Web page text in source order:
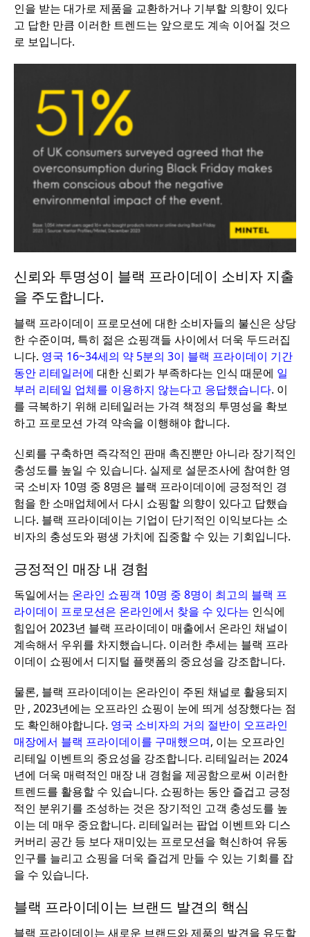
인을 받는 대가로 제품을 교환하거나 기부할 의향이 있다
고 답한 만큼 이러한 트렌드는 앞으로도 계속 이어질 것으
로 보입니다.
신뢰와 투명성이 블랙 프라이데이 소비자 지출
을 주도합니다.
블랙 프라이데이 프로모션에 대한 소비자들의 불신은 상당
한 수준이며, 특히 젊은 쇼핑객들 사이에서 더욱 두드러집
니다. 영국 16~34세의 약 5분의 3이 블랙 프라이데이 기간
동안 리테일러에 대한 신뢰가 부족하다는 인식 때문에 일
부러 리테일 업체를 이용하지 않는다고 응답했습니다. 이
를 극복하기 위해 리테일러는 가격 책정의 투명성을 확보
하고 프로모션 가격 약속을 이행해야 합니다.
신뢰를 구축하면 즉각적인 판매 촉진뿐만 아니라 장기적인
충성도를 높일 수 있습니다. 실제로 설문조사에 참여한 영
국 소비자 10명 중 8명은 블랙 프라이데이에 긍정적인 경
험을 한 소매업체에서 다시 쇼핑할 의향이 있다고 답했습
니다. 블랙 프라이데이는 기업이 단기적인 이익보다는 소
비자의 충성도와 평생 가치에 집중할 수 있는 기회입니다.
긍정적인 매장 내 경험
독일에서는 온라인 쇼핑객 10명 중 8명이 최고의 블랙 프
라이데이 프로모션은 온라인에서 찾을 수 있다는 인식에
힘입어 2023년 블랙 프라이데이 매출에서 온라인 채널이
계속해서 우위를 차지했습니다. 이러한 추세는 블랙 프라
이데이 쇼핑에서 디지털 플랫폼의 중요성을 강조합니다.
물론, 블랙 프라이데이는 온라인이 주된 채널로 활용되지
만 , 2023년에는 오프라인 쇼핑이 눈에 띄게 성장했다는 점
도 확인해야합니다. 영국 소비자의 거의 절반이 오프라인
매장에서 블랙 프라이데이를 구매했으며, 이는 오프라인
리테일 이벤트의 중요성을 강조합니다. 리테일러는 2024
년에 더욱 매력적인 매장 내 경험을 제공함으로써 이러한
트렌드를 활용할 수 있습니다. 쇼핑하는 동안 즐겁고 긍정
적인 분위기를 조성하는 것은 장기적인 고객 충성도를 높
이는 데 매우 중요합니다. 리테일러는 팝업 이벤트와 디스
커버리 공간 등 보다 재미있는 프로모션을 혁신하여 유동
인구를 늘리고 쇼핑을 더욱 즐겁게 만들 수 있는 기회를 잡
을 수 있습니다.
블랙 프라이데이는 브랜드 발견의 핵심
블랙 프라이데이는 새로운 브랜드와 제품의 발견을 유도할